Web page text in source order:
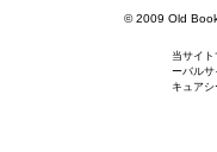
© 2009 Old
当サイ
ーバルサ
キュア